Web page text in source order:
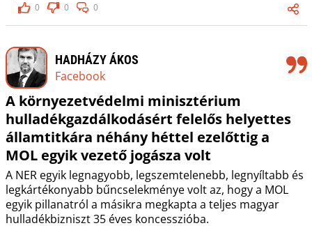
0
0 0
HADHÁZY ÁKOS
Facebook
A környezetvédelmi minisztérium
hulladékgazdálkodásért felelős helyettes
államtitkára néhány héttel ezelőttig a
MOL egyik vezető jogásza volt
A NER egyik legnagyobb, legszemtelenebb, legnyíltabb és
legkártékonyabb bűncselekménye volt az, hogy a MOL
egyik pillanatról a másikra megkapta a teljes magyar
hulladékbizniszt 35 éves koncesszióba.